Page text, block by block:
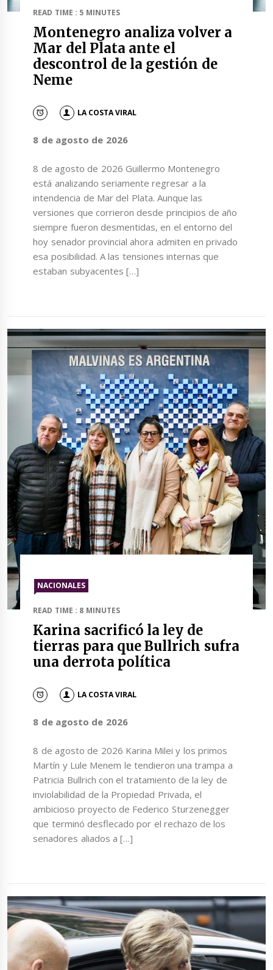
READ TIME : 5 MINUTES
Montenegro analiza volver a
Mar del Plata ante el
descontrol de la gestión de
Neme
LA COSTA VIRAL
8 de agosto de 2026
8 de agosto de 2026 Guillermo Montenegro
está analizando seriamente regresar a la
intendencia de Mar del Plata. Aunque las
versiones que corrieron desde principios de año
siempre fueron desmentidas, en el entorno del
hoy senador provincial ahora admiten en privado
esa posibilidad. A las tensiones internas que
estaban subyacentes […]
NACIONALES
READ TIME : 8 MINUTES
Karina sacrificó la ley de
tierras para que Bullrich sufra
una derrota política
LA COSTA VIRAL
8 de agosto de 2026
8 de agosto de 2026 Karina Milei y los primos
Martín y Lule Menem le tendieron una trampa a
Patricia Bullrich con el tratamiento de la ley de
inviolabilidad de la Propiedad Privada, el
ambicioso proyecto de Federico Sturzenegger
que terminó desflecado por el rechazo de los
senadores aliados a […]